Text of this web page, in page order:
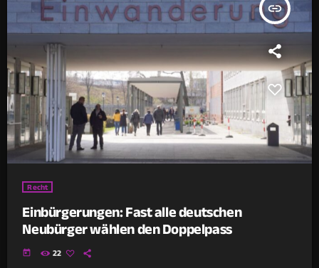
insert_link
Recht
Einbürgerungen: Fast alle deutschen
Neubürger wählen den Doppelpass
today 22